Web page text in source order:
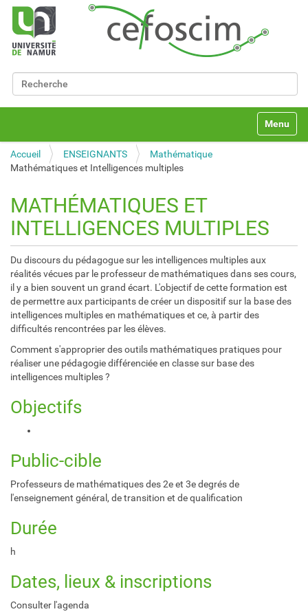
Chercher par
v
Toggle
Accueil ENSEIGNANTS
Mathématique
Mathématiques et Intelligences multiples
MATHÉMATIQUES ET
INTELLIGENCES MULTIPLES
Du discours du pédagogue sur les intelligences multiples aux
réalités vécues par le professeur de mathématiques dans ses cours,
il y a bien souvent un grand écart. L'objectif de cette formation est
de permettre aux participants de créer un dispositif sur la base des
intelligences multiples en mathématiques et ce, à partir des
difficultés rencontrées par les élèves.
Comment s'approprier des outils mathématiques pratiques pour
réaliser une pédagogie différenciée en classe sur base des
intelligences multiples ?
Objectifs
Public-cible
Professeurs de mathématiques des 2e et 3e degrés de
l'enseignement général, de transition et de qualification
Durée
h
Dates, lieux & inscriptions
Consulter l'agenda